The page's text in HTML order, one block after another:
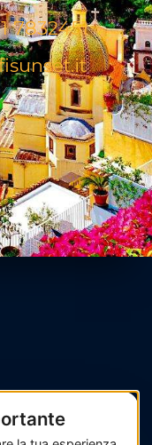
7832451